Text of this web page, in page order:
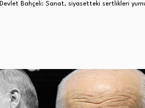
Devlet Bahçeli: Sanat, siyasetteki sertlikleri